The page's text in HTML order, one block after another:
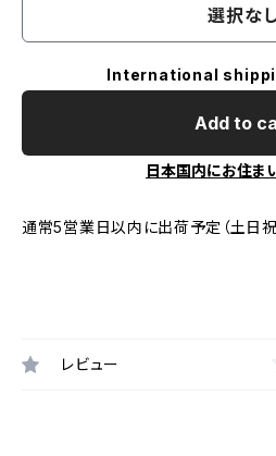
選択な
International
Add to
日本国内にお住ま
通常5営業日以内に出荷予定（土日祝
レビュー